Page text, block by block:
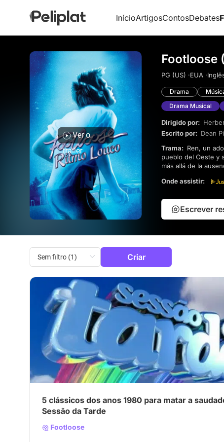
InícioArtigosContosDebates
Ver o
trailer
Footloose
PG (US) ·EUA ·
Drama
Drama Musical
Dirigido por:
Escrito por: Dean
Trama:
pueblo del Oeste y
más allá de la
amenaza con
Onde assistir:
Escrever
Criar
# Ação # Comédia
5 clássicos dos anos 1980 para matar a
Sessão da Tarde
Footloose